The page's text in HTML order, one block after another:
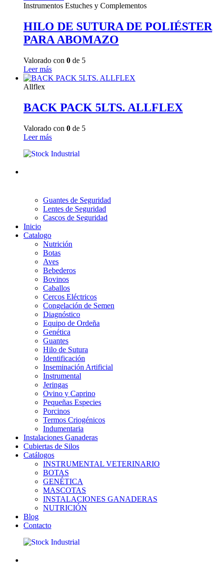
Instrumentos Estuches y Complementos
HILO DE SUTURA DE POLIÉSTER
PARA ABOMAZO
Valorado con 0 de 5
Leer más
Allflex
BACK PACK 5LTS. ALLFLEX
Valorado con 0 de 5
Leer más
Guantes de Seguridad
Lentes de Seguridad
Cascos de Seguridad
Inicio
Catalogo
Nutrición
Botas
Aves
Bebederos
Bovinos
Caballos
Cercos Eléctricos
Congelación de Semen
Diagnóstico
Equipo de Ordeña
Genética
Guantes
Hilo de Sutura
Identificación
Inseminación Artificial
Instrumental
Jeringas
Ovino y Caprino
Pequeñas Especies
Porcinos
Termos Criogénicos
Indumentaria
Instalaciones Ganaderas
Cubiertas de Silos
Catálogos
INSTRUMENTAL VETERINARIO
BOTAS
GENÉTICA
MASCOTAS
INSTALACIONES GANADERAS
NUTRICIÓN
Blog
Contacto